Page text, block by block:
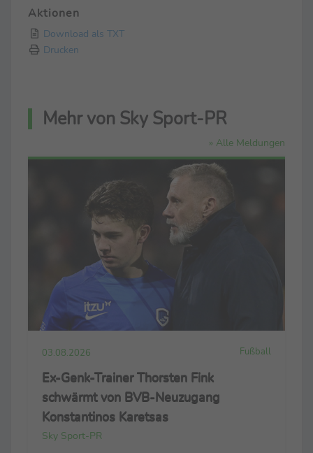
Aktionen
Download als TXT
Drucken
Mehr von Sky Sport-PR
» Alle Meldungen
03.08.2026 Fußball
Ex-Genk-Trainer Thorsten Fink
schwärmt von BVB-Neuzugang
Konstantinos Karetsas
Sky Sport-PR